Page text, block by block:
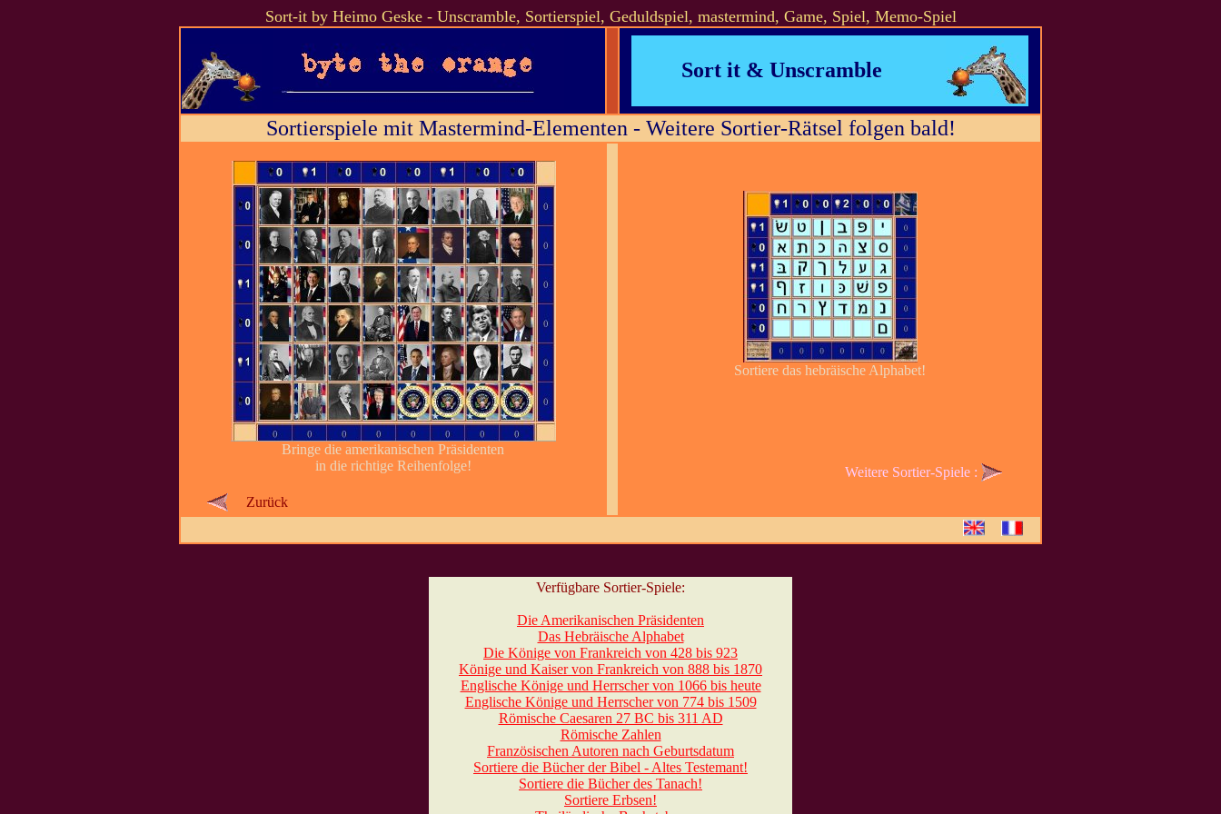
Sort-it by Heimo Geske - Unscramble, Sortierspiel, Geduldspiel, mastermind, Game, Spiel, Memo-Spiel
Sort it & Unscramble
Sortierspiele mit Mastermind-Elementen - Weitere Sortier-Rätsel folgen bald!
Bringe die amerikanischen Präsidenten
in die richtige Reihenfolge!
Zurück
Sortiere das hebräische Alphabet!
Weitere Sortier-Spiele :
Verfügbare Sortier-Spiele:
Die Amerikanischen Präsidenten
Das Hebräische Alphabet
Die Könige von Frankreich von 428 bis 923
Könige und Kaiser von Frankreich von 888 bis 1870
Englische Könige und Herrscher von 1066 bis heute
Englische Könige und Herrscher von 774 bis 1509
Römische Caesaren 27 BC bis 311 AD
Römische Zahlen
Französischen Autoren nach Geburtsdatum
Sortiere die Bücher der Bibel - Altes Testemant!
Sortiere die Bücher des Tanach!
Sortiere Erbsen!